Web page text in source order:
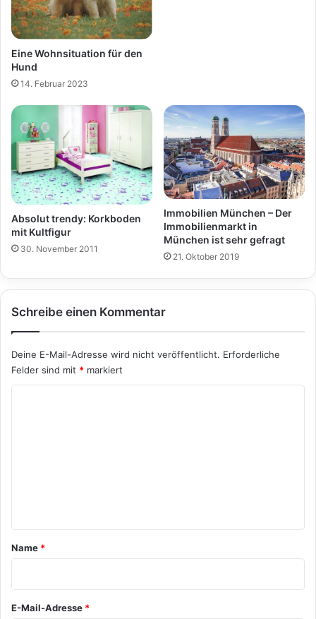
Eine Wohnsituation für den
Hund
14. Februar 2023
Absolut trendy: Korkboden
mit Kultfigur
30. November 2011
Immobilien München – Der
Immobilienmarkt in
München ist sehr gefragt
21. Oktober 2019
Schreibe einen Kommentar
Deine E-Mail-Adresse wird nicht veröffentlicht. Erforderliche
Felder sind mit * markiert
a
*
Name *
E-Mail-Adresse *